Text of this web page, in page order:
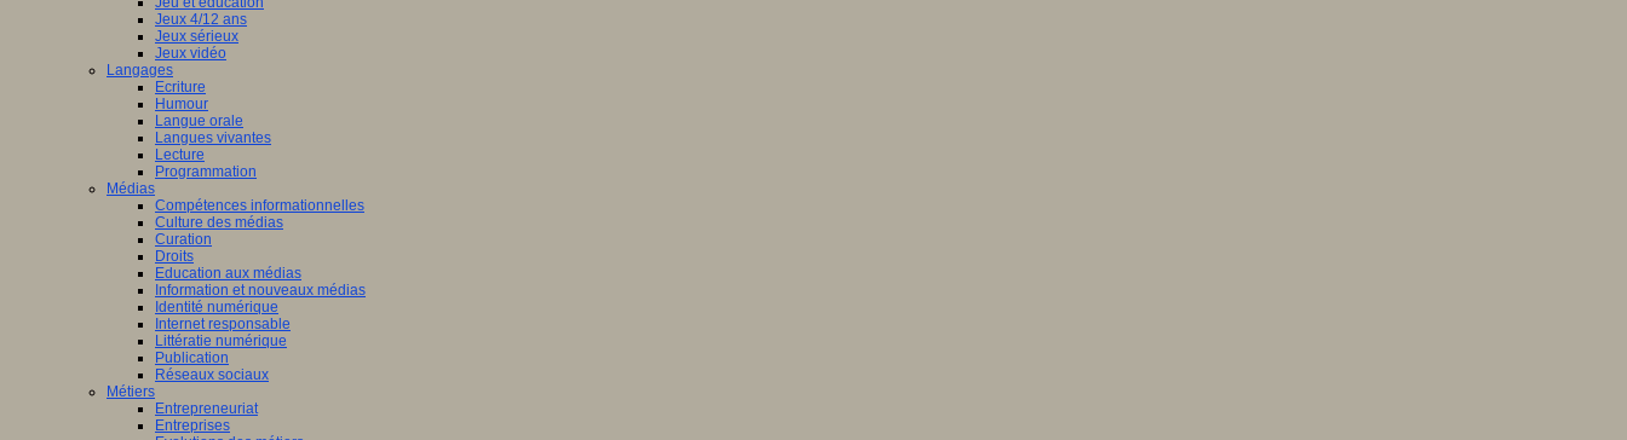
Jeux 4/12 ans
Jeux sérieux
Jeux vidéo
Langages
Ecriture
Humour
Langue orale
Langues vivantes
Lecture
Programmation
Médias
Compétences informationnelles
Culture des médias
Curation
Droits
Education aux médias
Information et nouveaux médias
Identité numérique
Internet responsable
Littératie numérique
Publication
Réseaux sociaux
Métiers
Entrepreneuriat
Entreprises